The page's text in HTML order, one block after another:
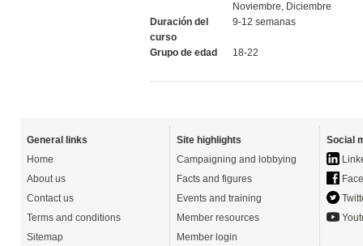
Noviembre, Diciembre
Duración del
curso
9-12 semanas
Grupo de edad 18-22
General links
Home
About us
Contact us
Terms and conditions
Sitemap
Site highlights
Campaigning and lobbying
Facts and figures
Events and training
Member resources
Member login
Social